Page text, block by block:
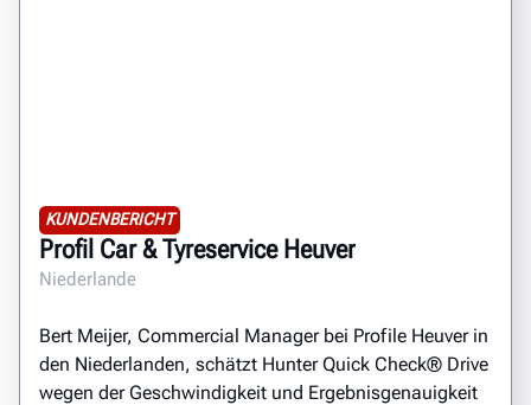
KUNDENBERICHT
Profil Car & Tyreservice Heuver
Niederlande
Bert Meijer, Commercial Manager bei Profile Heuver in
den Niederlanden, schätzt Hunter Quick Check® Drive
wegen der Geschwindigkeit und Ergebnisgenauigkeit